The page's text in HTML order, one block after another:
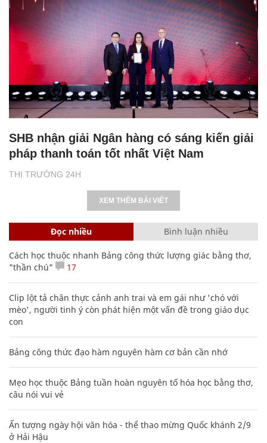
THỊ TRƯỜNG 24H
SHB nhận giải Ngân hàng có sáng kiến giải
pháp thanh toán tốt nhất Việt Nam
XEM THÊM BÀI VIẾT
Đọc nhiều Bình luận nhiều
Cách học thuộc nhanh Bảng công thức lượng giác bằng thơ,
"thần chú"
17
Clip lột tả chân thực cảnh anh trai và em gái như 'chó với
mèo', người tinh ý còn phát hiện một vấn đề trong giáo dục
con
Bảng công thức đạo hàm nguyên hàm cơ bản cần nhớ
Mẹo học thuộc Bảng tuần hoàn nguyên tố hóa học bằng thơ,
câu nói vui vẻ
Ấn tượng ngày hội văn hóa - thể thao mừng Quốc khánh 2/9
ở Hải Hậu